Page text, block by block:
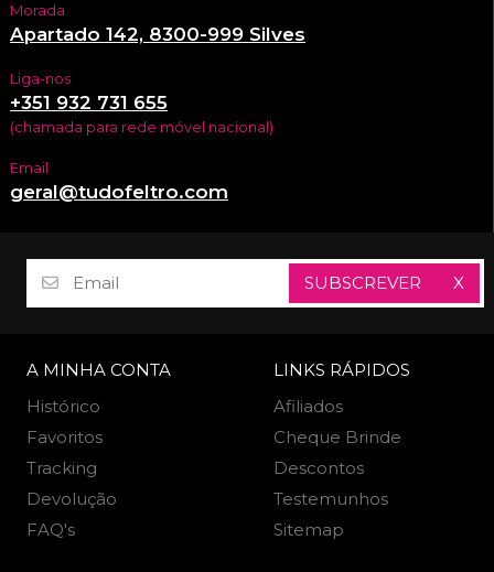
Morada
Apartado 142, 8300-999 Silves
Liga-nos
+351 932 731 655
(chamada para rede móvel nacional)
Email
geral@tudofeltro.com
SUBSCREVER X
A MINHA CONTA
Histórico
Favoritos
Tracking
Devolução
FAQ's
LINKS RÁPIDOS
Afiliados
Cheque Brinde
Descontos
Testemunhos
Sitemap